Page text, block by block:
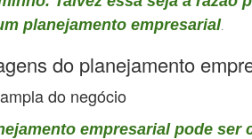
planejamento empresarial.
do planejamento
do negócio
empresarial pode ser